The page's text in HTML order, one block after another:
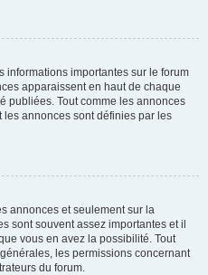
informations importantes sur le forum
apparaissent en haut de chaque
publiées. Tout comme les annonces
annonces sont définies par les
annonces et seulement sur la
sont souvent assez importantes et il
vous en avez la possibilité. Tout
les permissions concernant
du forum.